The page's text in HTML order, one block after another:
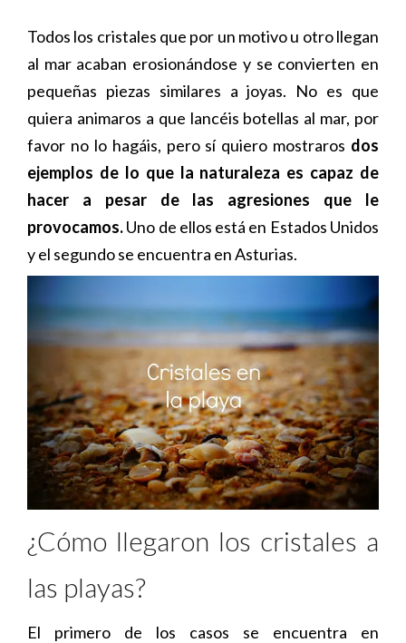
Todos los cristales que por un motivo u otro llegan
al mar acaban erosionándose y se convierten en
pequeñas piezas similares a joyas. No es que
quiera animaros a que lancéis botellas al mar, por
favor no lo hagáis, pero sí quiero mostraros dos
ejemplos de lo que la naturaleza es capaz de
hacer a pesar de las agresiones que le
provocamos.Uno de ellos está en Estados Unidos
y el segundo se encuentra en Asturias.
¿Cómo llegaron los cristales a
las playas?
El primero de los casos se encuentra en